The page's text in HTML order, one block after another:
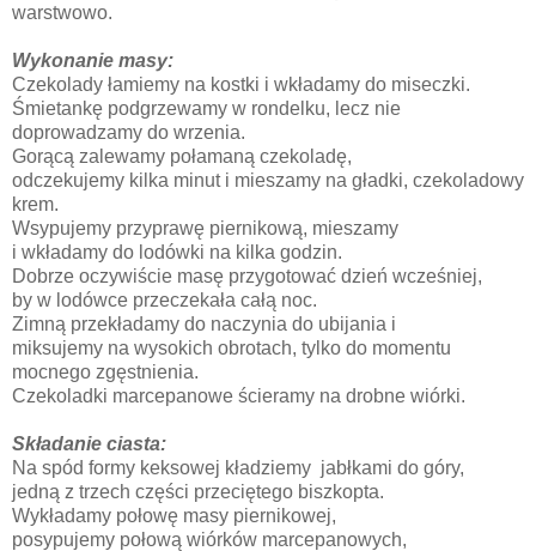
warstwowo.
Wykonanie masy:
Czekolady łamiemy na kostki i wkładamy do miseczki.
Śmietankę podgrzewamy w rondelku, lecz nie
doprowadzamy do wrzenia.
Gorącą zalewamy połamaną czekoladę,
odczekujemy kilka minut i mieszamy na gładki, czekoladowy
krem.
Wsypujemy przyprawę piernikową, mieszamy
i wkładamy do lodówki na kilka godzin.
Dobrze oczywiście masę przygotować dzień wcześniej,
by w lodówce przeczekała całą noc.
Zimną przekładamy do naczynia do ubijania i
miksujemy na wysokich obrotach, tylko do momentu
mocnego zgęstnienia.
Czekoladki marcepanowe ścieramy na drobne wiórki.
Składanie ciasta:
Na spód formy keksowej kładziemy jabłkami do góry,
jedną z trzech części przeciętego biszkopta.
Wykładamy połowę masy piernikowej,
posypujemy połową wiórków marcepanowych,